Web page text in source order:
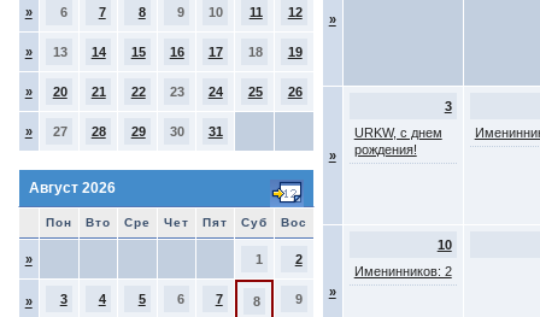
» 6 7 8 9 10 11 12
» 13 14 15 16 17 18 19
» 20 21 22 23 24 25 26
» 27 28 29 30 31
Август 2026
Пон Вто Сре Чет Пят Суб Вос
» 1 2
» 3 4 5 6 7 8 9
»
»
3
URKW, с днем
рождения!
»
10
Именинников: 2